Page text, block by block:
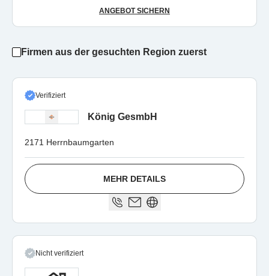
ANGEBOT SICHERN
Firmen aus der gesuchten Region zuerst
Verifiziert
König GesmbH
2171 Herrnbaumgarten
MEHR DETAILS
Nicht verifiziert